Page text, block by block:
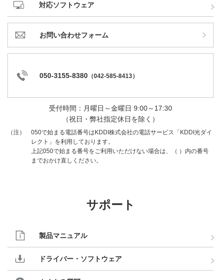
対応ソフトウェア
お問い合わせフォーム
050-3155-8380 （042-585-8413）
受付時間：月曜日～金曜日 9:00～17:30
（祝日・弊社指定休日を除く）
（注）
050で始まる電話番号はKDDI株式会社の電話サービス「KDDI光ダイ
レクト」を利用しております。
上記050で始まる番号をご利用いただけない場合は、（ ）内の番号
までおかけ直しください。
サポート
製品マニュアル
ドライバー・ソフトウェア